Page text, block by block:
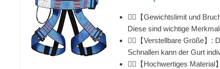
🧗‍♂️【Gewichtslimit und
Diese sind wichtige
🧗‍♂️【Verstellbare Größe】:
Schnallen kann der Gurt
🧗‍♂️【Hochwertiges